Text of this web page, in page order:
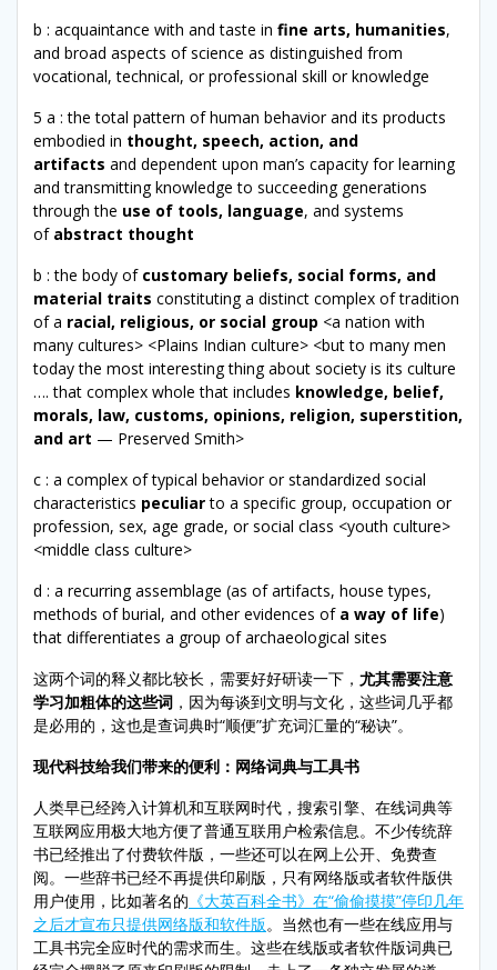
b : acquaintance with and taste in fine arts, humanities,
and broad aspects of science as distinguished from
vocational, technical, or professional skill or knowledge
5 a : the total pattern of human behavior and its products
embodied in thought, speech, action, and
artifacts and dependent upon man’s capacity for learning
and transmitting knowledge to succeeding generations
through the use of tools, language, and systems
of abstract thought
b : the body of customary beliefs, social forms, and
material traits constituting a distinct complex of tradition
of a racial, religious, or social group <a nation with
many cultures> <Plains Indian culture> <but to many men
today the most interesting thing about society is its culture
…. that complex whole that includes knowledge, belief,
morals, law, customs, opinions, religion, superstition,
and art — Preserved Smith>
c : a complex of typical behavior or standardized social
characteristics peculiarto a specific group, occupation or
profession, sex, age grade, or social class <youth culture>
<middle class culture>
d : a recurring assemblage (as of artifacts, house types,
methods of burial, and other evidences of a way of life)
that differentiates a group of archaeological sites
这两个词的释义都比较长，需要好好研读一下， 尤其需要注意
学习加粗体的这些词 ，因为每谈到文明与文化，这些词几乎都
是必用的，这也是查词典时“顺便”扩充词汇量的“秘诀”。
现代科技给我们带来的便利：网络词典与工具书
人类早已经跨入计算机和互联网时代，搜索引擎、在线词典等
互联网应用极大地方便了普通互联用户检索信息。不少传统辞
书已经推出了付费软件版，一些还可以在网上公开、免费查
阅。一些辞书已经不再提供印刷版，只有网络版或者软件版供
用户使用，比如著名的 《大英百科全书》在“偷偷摸摸”停印几年
之后才宣布只提供网络版和软件版。当然也有一些在线应用与
工具书完全应时代的需求而生。这些在线版或者软件版词典已